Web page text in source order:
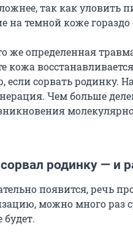
так как уловить
на темной коже гораздо
же определенная
кожа
если сорвать родинку.
Чем больше
родинку — и
появится, речь
можно много раз
будет.